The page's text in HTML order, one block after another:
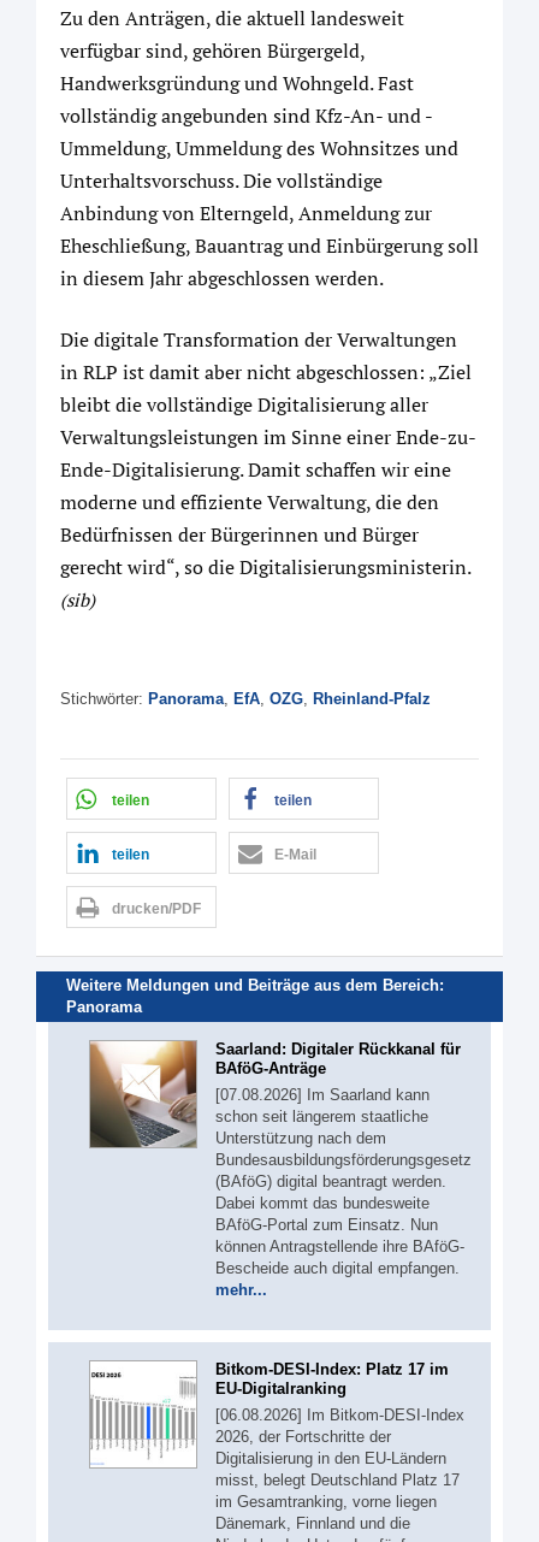
Zu den Anträgen, die aktuell landesweit
verfügbar sind, gehören Bürgergeld,
Handwerksgründung und Wohngeld. Fast
vollständig angebunden sind Kfz-An- und -
Ummeldung, Ummeldung des Wohnsitzes und
Unterhaltsvorschuss. Die vollständige
Anbindung von Elterngeld, Anmeldung zur
Eheschließung, Bauantrag und Einbürgerung soll
in diesem Jahr abgeschlossen werden.
Die digitale Transformation der Verwaltungen
in RLP ist damit aber nicht abgeschlossen: „Ziel
bleibt die vollständige Digitalisierung aller
Verwaltungsleistungen im Sinne einer Ende-zu-
Ende-Digitalisierung. Damit schaffen wir eine
moderne und effiziente Verwaltung, die den
Bedürfnissen der Bürgerinnen und Bürger
gerecht wird“, so die Digitalisierungsministerin.
(sib)
Stichwörter: Panorama EfA OZG Rheinland-Pfalz
teilen teilen
teilen E-Mail
drucken/PDF
Weitere Meldungen und Beiträge aus dem Bereich:
Panorama
Saarland: Digitaler Rückkanal für
BAföG-Anträge
[07.08.2026] Im Saarland kann
schon seit längerem staatliche
Unterstützung nach dem
Bundesausbildungsförderungsgesetz
(BAföG) digital beantragt werden.
Dabei kommt das bundesweite
BAföG-Portal zum Einsatz. Nun
können Antragstellende ihre BAföG-
Bescheide auch digital empfangen.
mehr...
Bitkom-DESI-Index: Platz 17 im
EU-Digitalranking
[06.08.2026] Im Bitkom-DESI-Index
2026, der Fortschritte der
Digitalisierung in den EU-Ländern
misst, belegt Deutschland Platz 17
im Gesamtranking, vorne liegen
Dänemark, Finnland und die